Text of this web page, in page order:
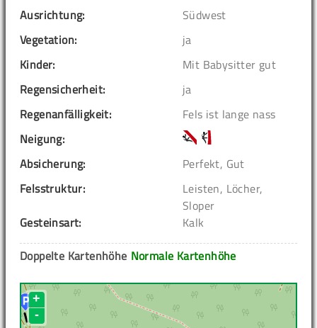
Ausrichtung:
Südwest
Vegetation:
ja
Kinder:
Mit Babysitter gut
Regensicherheit:
ja
Regenanfälligkeit:
Fels ist lange nass
Neigung:
Absicherung:
Perfekt, Gut
Felsstruktur:
Leisten, Löcher,
Sloper
Gesteinsart:
Kalk
Normale Kartenhöhe
Doppelte Kartenhöhe
+
-